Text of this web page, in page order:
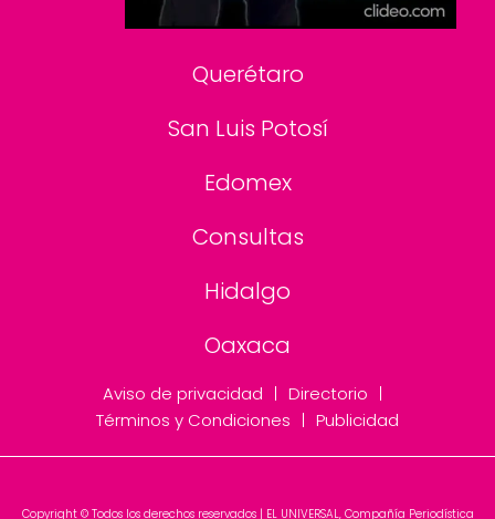
Consultas
Querétaro
San Luis Potosí
Edomex
Consultas
Hidalgo
Oaxaca
Aviso de privacidad
Directorio
Términos y Condiciones
Publicidad
Copyright © Todos los derechos reservados | EL UNIVERSAL, Compañía Periodística